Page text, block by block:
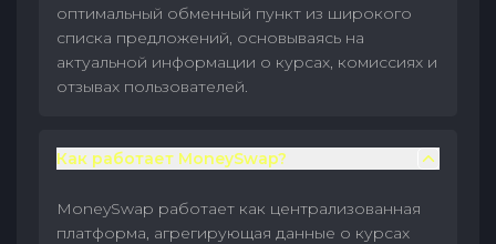
оптимальный обменный пункт из широкого
списка предложений, основываясь на
актуальной информации о курсах, комиссиях и
отзывах пользователей.
Как работает MoneySwap?
MoneySwap работает как централизованная
платформа, агрегирующая данные о курсах